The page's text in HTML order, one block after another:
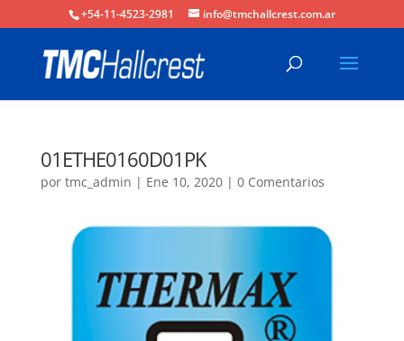
+54-11-4523-2981 info@tmchallcrest.com.ar
01ETHE0160D01PK
por tmc_admin | Ene 10, 2020| 0 Comentarios